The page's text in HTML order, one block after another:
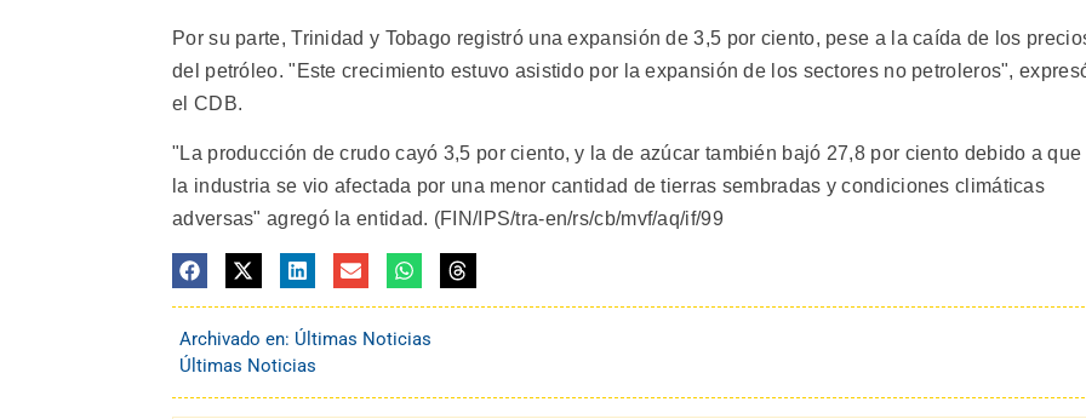
Por su parte, Trinidad y Tobago registró una expansión de 3,5 por ciento, pese a la caída de los
del petróleo. "Este crecimiento estuvo asistido por la expansión de los sectores no petroleros",
el CDB.
"La producción de crudo cayó 3,5 por ciento, y la de azúcar también bajó 27,8 por ciento debido a que
la industria se vio afectada por una menor cantidad de tierras sembradas y condiciones climáticas
adversas" agregó la entidad. (FIN/IPS/tra-en/rs/cb/mvf/aq/if/99
Archivado en: Últimas Noticias
Últimas Noticias